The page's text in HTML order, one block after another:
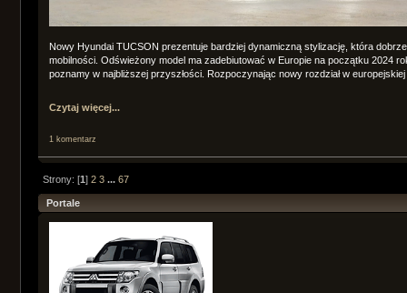
Portale
Nowy Hyundai TUCSON prezentuje bardziej dynamiczną stylizację, która
mobilności. Odświeżony model ma zadebiutować w Europie na początku 2024
poznamy w najbliższej przyszłości. Rozpoczynając nowy rozdział w europejskiej
Czytaj więcej...
1 komentarz
Strony: [1]2 3 ...67